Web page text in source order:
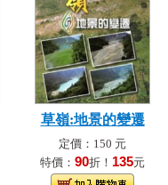
草嶺:地景的變遷
定價：150 元
特價： 90折！ 135元